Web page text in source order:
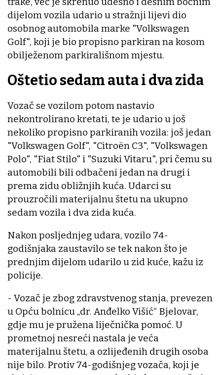
dijelom vozila udario u stražnji lijevi dio
osobnog automobila marke "Volkswagen
Golf", koji je bio propisno parkiran na kosom
obilježenom parkirališnom mjestu.
Oštetio sedam auta i dva zida
Vozač se vozilom potom nastavio
nekontrolirano kretati, te je udario u još
nekoliko propisno parkiranih vozila: još jedan
"Volkswagen Golf", "Citroën C3", "Volkswagen
Polo", "Fiat Stilo" i "Suzuki Vitaru", pri čemu su
automobili bili odbačeni jedan na drugi i
prema zidu obližnjih kuća. Udarci su
prouzročili materijalnu štetu na ukupno
sedam vozila i dva zida kuća.
Nakon posljednjeg udara, vozilo 74-
godišnjaka zaustavilo se tek nakon što je
prednjim dijelom udarilo u zid kuće, kažu iz
policije.
- Vozač je zbog zdravstvenog stanja, prevezen
u Opću bolnicu „dr. Anđelko Višić“ Bjelovar,
gdje mu je pružena liječnička pomoć. U
prometnoj nesreći nastala je veća
materijalnu štetu, a ozlijeđenih drugih osoba
nije bilo. Protiv 74-godišnjeg vozača, koji je